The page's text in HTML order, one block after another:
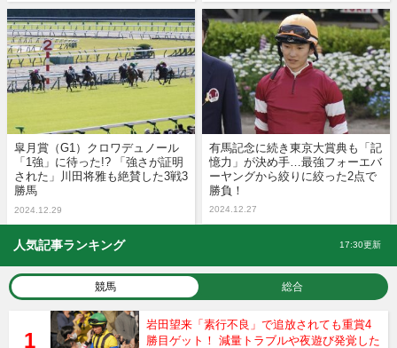
皐月賞（G1）クロワデュノール
「1強」に待った!? 「強さが証明
された」川田将雅も絶賛した3戦3
勝馬
2024.12.29
有馬記念に続き東京大賞典も「記
憶力」が決め手…最強フォーエバ
ーヤングから絞りに絞った2点で
勝負！
2024.12.27
人気記事ランキング 17:30更新
競馬 総合
岩田望来「素行不良」で追放されても重賞4
勝目ゲット！ 減量トラブルや夜遊び発覚した